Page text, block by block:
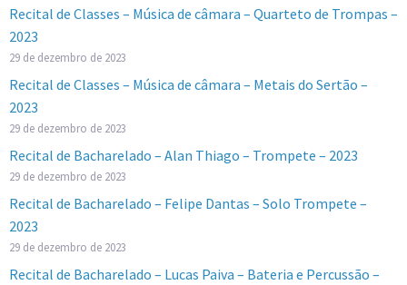
Recital de Classes – Música de câmara – Quarteto de Trompas –
2023
29 de dezembro de 2023
Recital de Classes – Música de câmara – Metais do Sertão –
2023
29 de dezembro de 2023
Recital de Bacharelado – Alan Thiago – Trompete – 2023
29 de dezembro de 2023
Recital de Bacharelado – Felipe Dantas – Solo Trompete –
2023
29 de dezembro de 2023
Recital de Bacharelado – Lucas Paiva – Bateria e Percussão –